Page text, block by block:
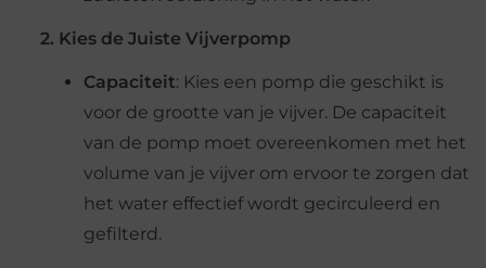
2. Kies de Juiste Vijverpomp
Capaciteit: Kies een pomp die geschikt is
voor de grootte van je vijver. De capaciteit
van de pomp moet overeenkomen met het
volume van je vijver om ervoor te zorgen dat
het water effectief wordt gecirculeerd en
gefilterd.